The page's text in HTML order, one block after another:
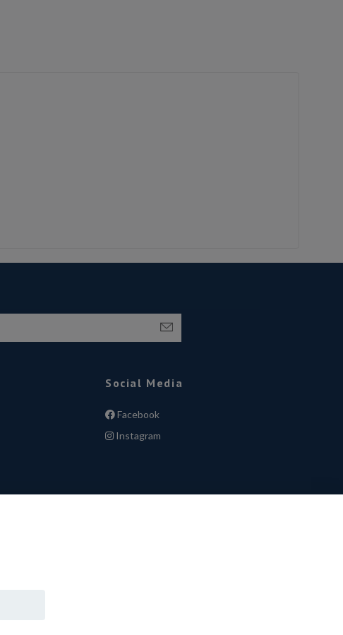
Social Media
Facebook
Instagram